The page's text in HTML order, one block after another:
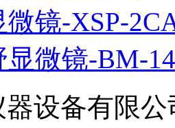
镜-XSP-
显微镜-BM-14
设备有限公